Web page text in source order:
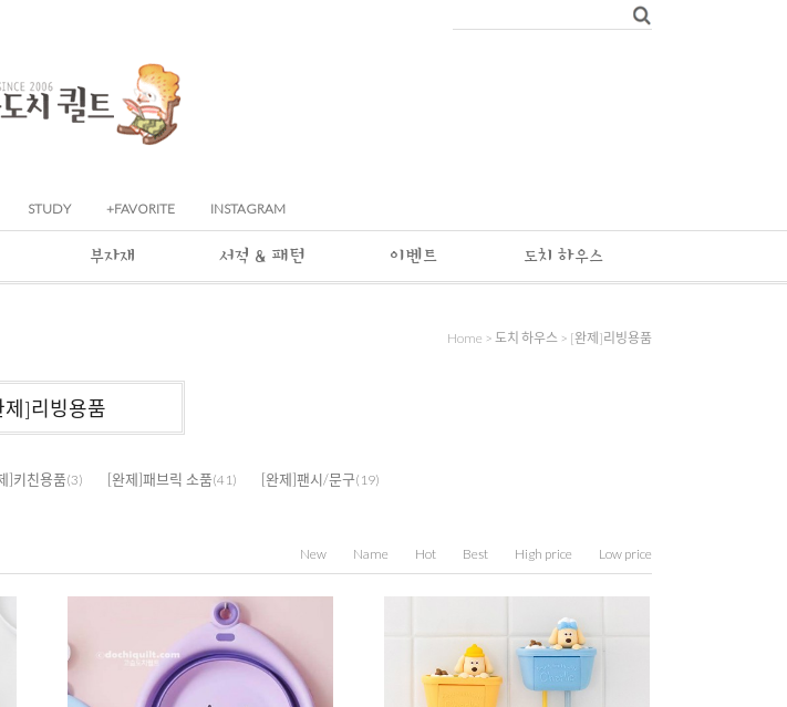
STUDY +FAVORITE INSTAGRAM
부자재 서적 & 패턴 이벤트 도치 하우스
Home > 도치 하우스 > [완제]리빙용품
제]리빙용품
]키친용품(3) [완제]패브릭 소품(41) [완제]팬시/문구(19)
New Name Hot Best High price Low price